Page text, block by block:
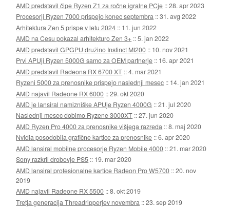
AMD predstavil čipe Ryzen Z1 za ročne igralne PCje ::28. apr 2023
Procesorji Ryzen 7000 prispejo konec septembra ::31. avg 2022
Arhitektura Zen 5 prispe v letu 2024 :: 11. jun 2022
AMD na Cesu pokazal arhitekturo Zen 3+ ::5. jan 2022
AMD predstavil GPGPU družino Instinct MI200 :: 10. nov 2021
Prvi APUji Ryzen 5000G samo za OEM partnerje :: 16. apr 2021
AMD predstavil Radeona RX 6700 XT ::4. mar 2021
Ryzeni 5000 za prenosnike prispejo naslednji mesec :: 14. jan 2021
AMD najavil Radeone RX 6000 ::29. okt 2020
AMD je lansiral namizniške APUje Ryzen 4000G ::21. jul 2020
Naslednji mesec dobimo Ryzene 3000XT ::27. jun 2020
AMD Ryzen Pro 4000 za prenosnike višjega razreda ::8. maj 2020
Nvidia posodobila grafične kartice za prenosnike ::6. apr 2020
AMD lansiral mobilne procesorje Ryzen Mobile 4000 ::21. mar 2020
Sony razkril drobovje PS5 :: 19. mar 2020
AMD lansiral profesionalne kartice Radeon Pro W5700 ::20. nov
2019
AMD najavil Radeone RX 5500 ::8. okt 2019
Tretja generacija Threadripperjev novembra ::23. sep 2019